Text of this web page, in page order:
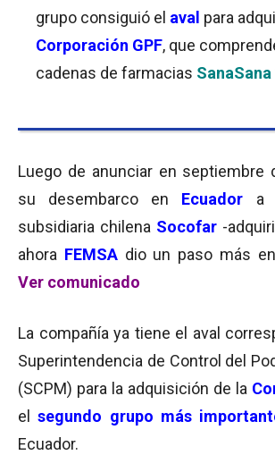
grupo consiguió el aval para
Corporación GPF, que
cadenas de farmacias SanaSana
Luego de anunciar en septiembre
su desembarco en Ecuador
a
subsidiaria chilena Socofar -
ahora FEMSA dio un paso más
Ver comunicado
La compañía ya tiene el aval
Superintendencia de Control del
(SCPM) para la adquisición de la
elsegundo grupo más
Ecuador.